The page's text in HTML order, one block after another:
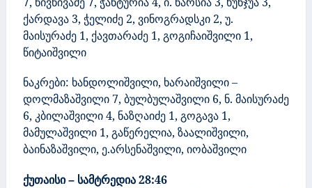
ქარდავა 3, ჭელიძე 2, ვინოგრადსკი 2, უ.
მაისურაძე 1, ქავთარაძე 1, გოგიჩაიშვილი 1,
წიტაიშვილი
ნაკრები: ხანდოლიშვილი, ხარაიშვილი –
დოლმაზაშვილი 7, ბულბულაშვილი 6, ნ. მაისურაძე
6, კბილაშვილი 4, ნაზღაიძე 1, გოგავა 1,
მამულაშვილი 1, გაწერელია, ზაალიშვილი,
ბაინაზაშვილი, ე.არსენაშვილი, იობაშვილი
ქუთაისი– სამტრედია28:46